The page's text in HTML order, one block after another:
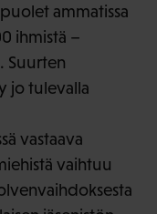
ammatissa
ihmistä –
Suurten
jo tulevalla
vastaava
vaihtuu